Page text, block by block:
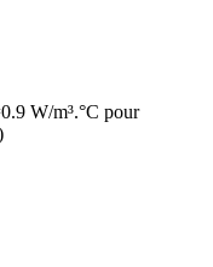
W/m³.°C pour